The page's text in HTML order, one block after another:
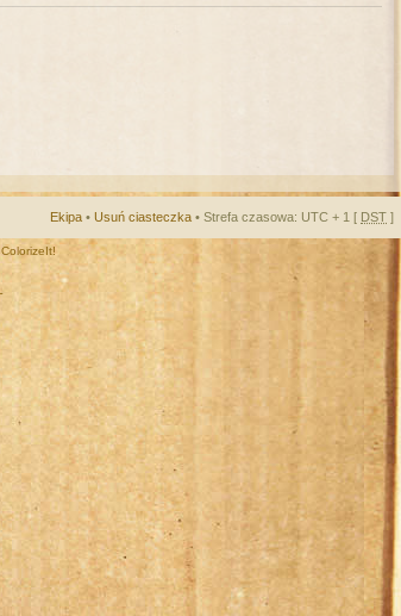
Ekipa • Usuń ciasteczka • Strefa czasowa: UTC + 1 [ DST ]
ColorizeIt!